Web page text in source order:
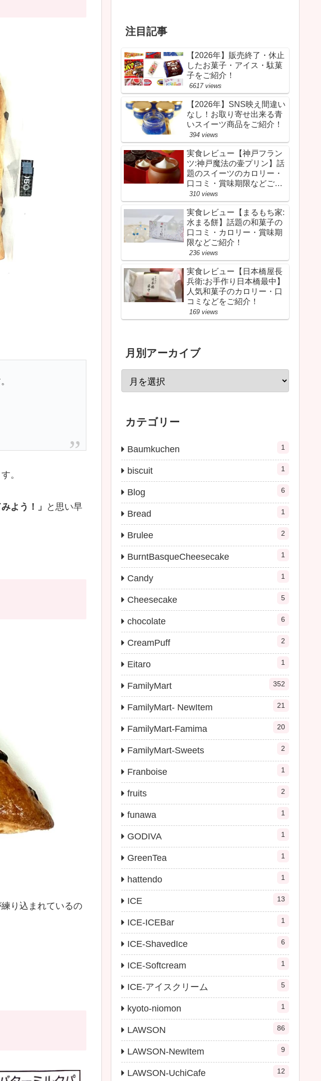
。
よう！」
と思い早
り込まれているの
注目記事
【2026年】販売終了・休止
したお菓子・アイス・駄菓
子をご紹介！
6617 views
【2026年】SNS映え間違い
なし！お取り寄せ出来る青
いスイーツ商品をご紹介！
394 views
実食レビュー【神戸フラン
ツ:神戸魔法の壷プリン】話
題のスイーツのカロリー・
口コミ・賞味期限などご紹
介！
310 views
実食レビュー【まるもち家:
水まる餅】話題の和菓子の
口コミ・カロリー・賞味期
限などご紹介！
236 views
実食レビュー【日本橋屋長
兵衛:お手作り日本橋最中】
人気和菓子のカロリー・口
コミなどをご紹介！
169 views
月別アーカイブ
カテゴリー
Baumkuchen 1
biscuit 1
Blog 6
Bread 1
Brulee 2
BurntBasqueCheesecake 1
Candy 1
Cheesecake 5
chocolate 6
CreamPuff 2
Eitaro 1
FamilyMart 352
FamilyMart- NewItem 21
FamilyMart-Famima 20
FamilyMart-Sweets 2
Franboise 1
fruits 2
funawa 1
GODIVA 1
GreenTea 1
hattendo 1
ICE 13
ICE-ICEBar 1
ICE-ShavedIce 6
ICE-Softcream 1
ICE-アイスクリーム 5
kyoto-niomon 1
LAWSON 86
LAWSON-NewItem 9
LAWSON-UchiCafe 12